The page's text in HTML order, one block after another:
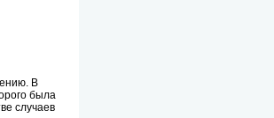
В
была
случаев